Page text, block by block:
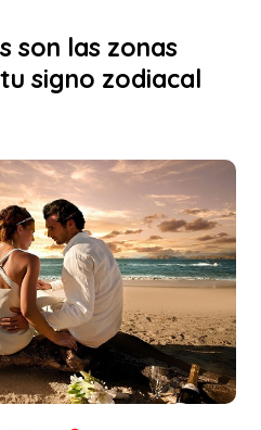
son las zonas
signo zodiacal